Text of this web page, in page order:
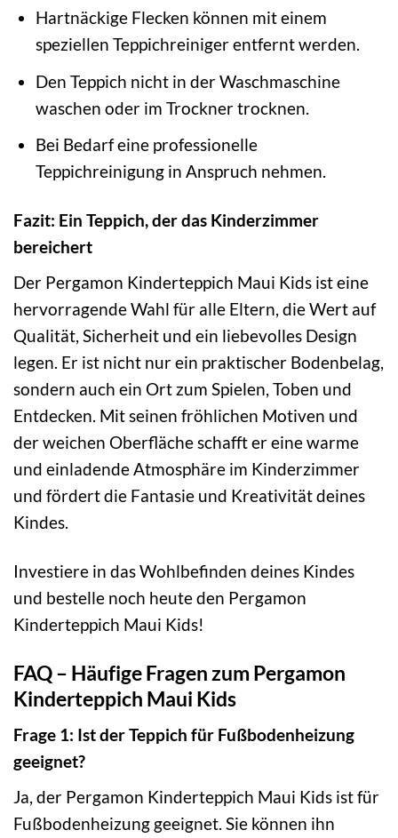
Hartnäckige Flecken können mit einem
speziellen Teppichreiniger entfernt werden.
Den Teppich nicht in der Waschmaschine
waschen oder im Trockner trocknen.
Bei Bedarf eine professionelle
Teppichreinigung in Anspruch nehmen.
Fazit: Ein Teppich, der das Kinderzimmer
bereichert
Der Pergamon Kinderteppich Maui Kids ist eine
hervorragende Wahl für alle Eltern, die Wert auf
Qualität, Sicherheit und ein liebevolles Design
legen. Er ist nicht nur ein praktischer Bodenbelag,
sondern auch ein Ort zum Spielen, Toben und
Entdecken. Mit seinen fröhlichen Motiven und
der weichen Oberfläche schafft er eine warme
und einladende Atmosphäre im Kinderzimmer
und fördert die Fantasie und Kreativität deines
Kindes.
Investiere in das Wohlbefinden deines Kindes
und bestelle noch heute den Pergamon
Kinderteppich Maui Kids!
FAQ – Häufige Fragen zum Pergamon
Kinderteppich Maui Kids
Frage 1: Ist der Teppich für Fußbodenheizung
geeignet?
Ja, der Pergamon Kinderteppich Maui Kids ist für
Fußbodenheizung geeignet. Sie können ihn